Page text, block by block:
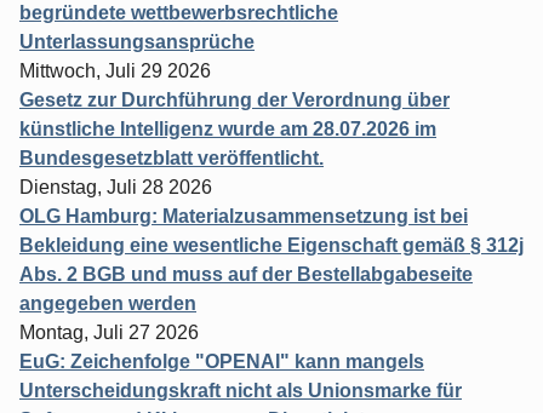
begründete wettbewerbsrechtliche
Unterlassungsansprüche
Mittwoch, Juli 29 2026
Gesetz zur Durchführung der Verordnung über
künstliche Intelligenz wurde am 28.07.2026 im
Bundesgesetzblatt veröffentlicht.
Dienstag, Juli 28 2026
OLG Hamburg: Materialzusammensetzung ist bei
Bekleidung eine wesentliche Eigenschaft gemäß § 312j
Abs. 2 BGB und muss auf der Bestellabgabeseite
angegeben werden
Montag, Juli 27 2026
EuG: Zeichenfolge "OPENAI" kann mangels
Unterscheidungskraft nicht als Unionsmarke für